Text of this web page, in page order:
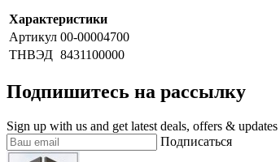
Характеристики
Артикул 00-00004700
ТНВЭД 8431100000
Подпишитесь на рассылку
Sign up with us and get latest deals, offers & updates
Подписаться